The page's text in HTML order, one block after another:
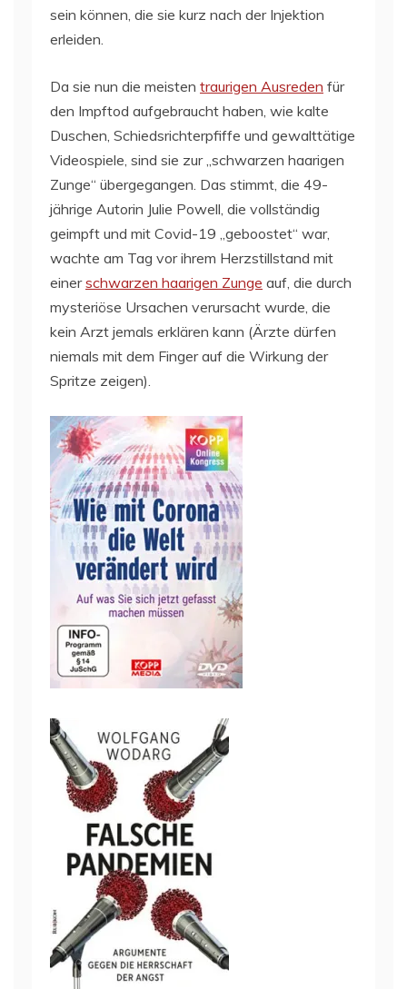
sein können, die sie kurz nach der Injektion
erleiden.
Da sie nun die meisten traurigen Ausreden für
den Impftod aufgebraucht haben, wie kalte
Duschen, Schiedsrichterpfiffe und gewalttätige
Videospiele, sind sie zur „schwarzen haarigen
Zunge“ übergegangen. Das stimmt, die 49-
jährige Autorin Julie Powell, die vollständig
geimpft und mit Covid-19 „geboostet“ war,
wachte am Tag vor ihrem Herzstillstand mit
einerschwarzen haarigen Zunge auf, die durch
mysteriöse Ursachen verursacht wurde, die
kein Arzt jemals erklären kann (Ärzte dürfen
niemals mit dem Finger auf die Wirkung der
Spritze zeigen).